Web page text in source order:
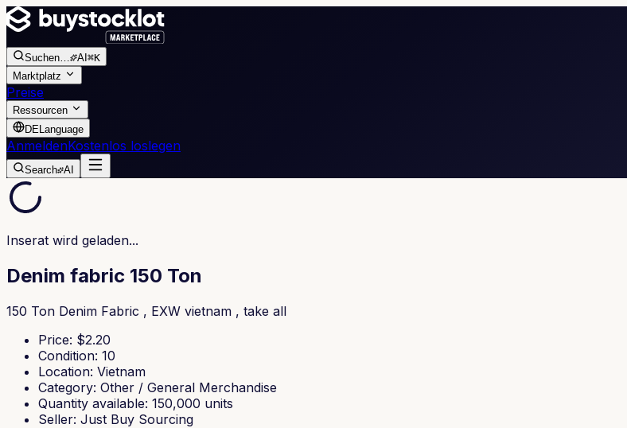
Suchen… AI ⌘K
Marktplatz
Preise
Ressourcen
DELanguage
AnmeldenKostenlos loslegen
Search AI
Inserat wird geladen...
Denim fabric 150 Ton
150 Ton Denim Fabric , EXW vietnam , take all
Price: $2.20
Condition: 10
Location: Vietnam
Category: Other / General Merchandise
Quantity available: 150,000 units
Seller: Just Buy Sourcing